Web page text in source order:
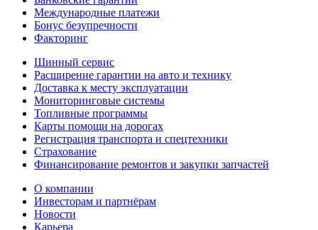
Международные платежи
Бонус безупречности
Факторинг
Шинный сервис
Расширение гарантии на авто и технику
Доставка к месту эксплуатации
Мониторинговые системы
Топливные программы
Карты помощи на дорогах
Регистрация транспорта и спецтехники
Страхование
Финансирование ремонтов и закупки запчастей
О компании
Инвесторам и партнёрам
Новости
Карьера